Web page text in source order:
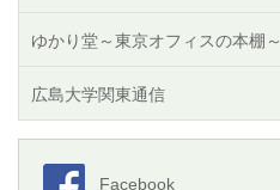
ゆかり堂～東京オフィスの本棚～
広島大学関東通信
Facebook